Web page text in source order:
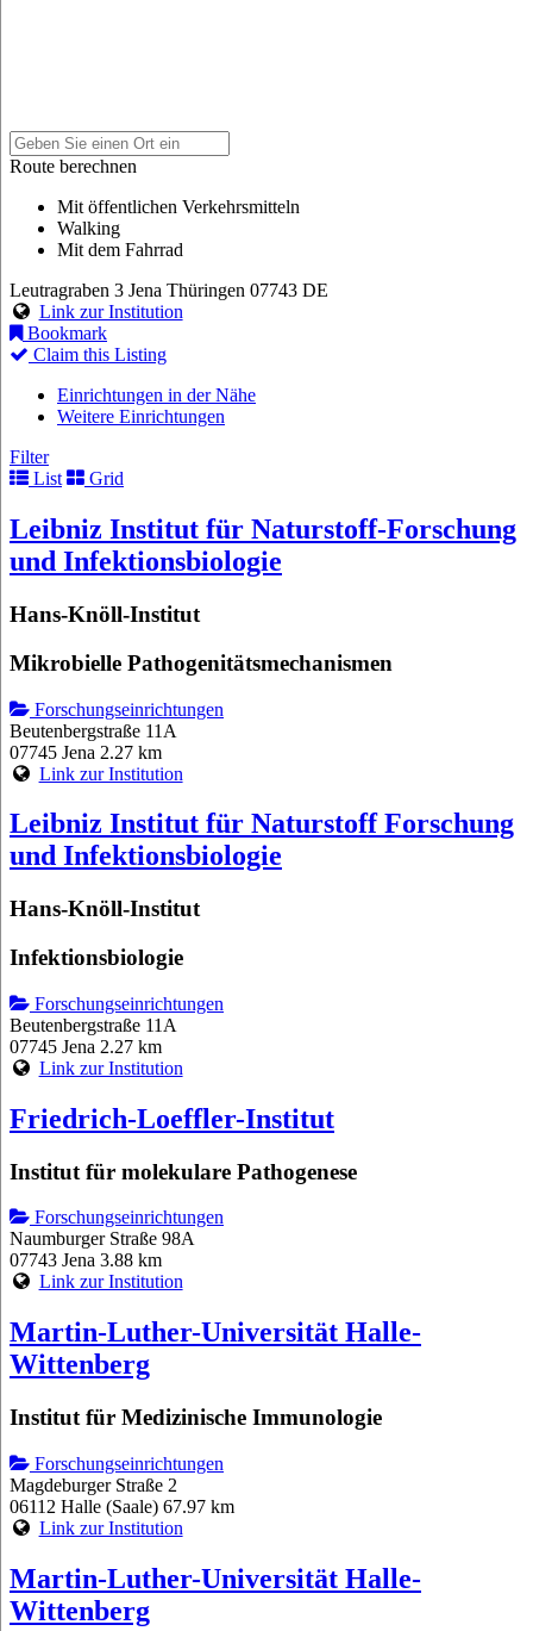
Route berechnen
Mit öffentlichen Verkehrsmitteln
Walking
Mit dem Fahrrad
Leutragraben 3 Jena Thüringen 07743 DE
Link zur Institution
Bookmark
Claim this Listing
Einrichtungen in der Nähe
Weitere Einrichtungen
Filter
List
Grid
Leibniz Institut für Naturstoff-Forschung
und Infektionsbiologie
Hans-Knöll-Institut
Mikrobielle Pathogenitätsmechanismen
Forschungseinrichtungen
Beutenbergstraße 11A
07745 Jena 2.27 km
Link zur Institution
Leibniz Institut für Naturstoff Forschung
und Infektionsbiologie
Hans-Knöll-Institut
Infektionsbiologie
Forschungseinrichtungen
Beutenbergstraße 11A
07745 Jena 2.27 km
Link zur Institution
Friedrich-Loeffler-Institut
Institut für molekulare Pathogenese
Forschungseinrichtungen
Naumburger Straße 98A
07743 Jena 3.88 km
Link zur Institution
Martin-Luther-Universität Halle-
Wittenberg
Institut für Medizinische Immunologie
Forschungseinrichtungen
Magdeburger Straße 2
06112 Halle (Saale) 67.97 km
Link zur Institution
Martin-Luther-Universität Halle-
Wittenberg